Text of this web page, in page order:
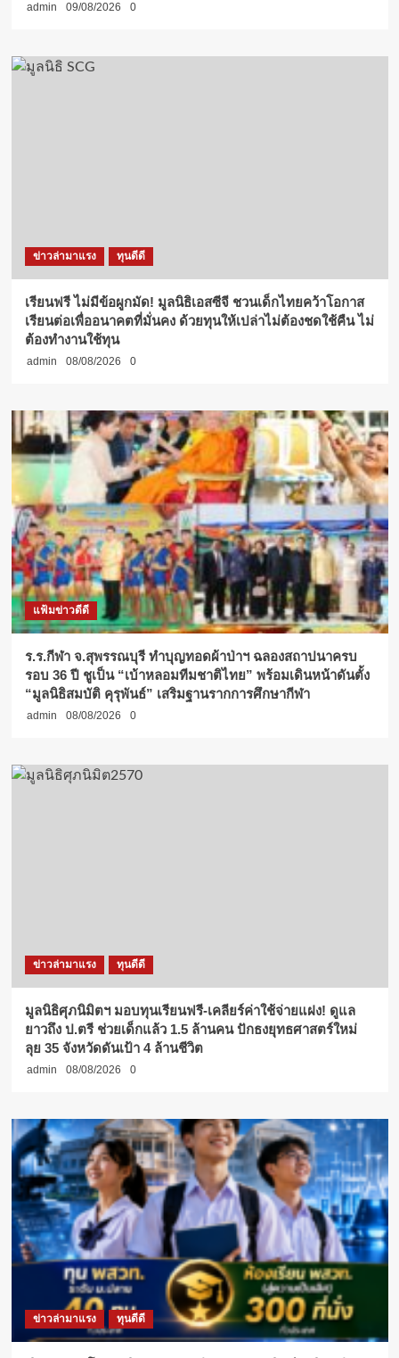
admin 09/08/2026 0
ข่าวล่ามาแรง ทุนดีดี
เรียนฟรี ไม่มีข้อผูกมัด! มูลนิธิเอสซีจี ชวนเด็กไทยคว้าโอกาส
เรียนต่อเพื่ออนาคตที่มั่นคง ด้วยทุนให้เปล่าไม่ต้องชดใช้คืน ไม่
ต้องทำงานใช้ทุน
admin 08/08/2026 0
แฟ้มข่าวดีดี
ร.ร.กีฬา จ.สุพรรณบุรี ทำบุญทอดผ้าป่าฯ ฉลองสถาปนาครบ
รอบ 36 ปี ชูเป็น “เบ้าหลอมทีมชาติไทย” พร้อมเดินหน้าดันตั้ง
“มูลนิธิสมบัติ คุรุพันธ์” เสริมฐานรากการศึกษากีฬา
admin 08/08/2026 0
ข่าวล่ามาแรง ทุนดีดี
มูลนิธิศุภนิมิตฯ มอบทุนเรียนฟรี-เคลียร์ค่าใช้จ่ายแฝง! ดูแล
ยาวถึง ป.ตรี ช่วยเด็กแล้ว 1.5 ล้านคน ปักธงยุทธศาสตร์ใหม่
ลุย 35 จังหวัดดันเป้า 4 ล้านชีวิต
admin 08/08/2026 0
ข่าวล่ามาแรง ทุนดีดี